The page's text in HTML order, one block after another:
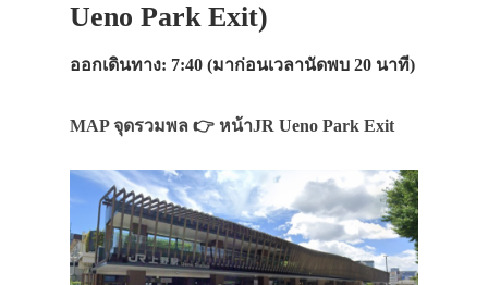
Ueno Park Exit)
ออกเดินทาง: 7:40 (มาก่อนเวลานัดพบ 20 นาที)
MAP จุดรวมพล 👉 หน้าJR Ueno Park Exit